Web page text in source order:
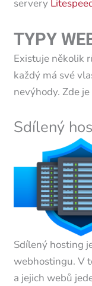
servery
TYPY
Existuje několik
každý má své
nevýhody. Zde
Sdílený
Sdílený hosting
webhostingu. V
a jejich webů